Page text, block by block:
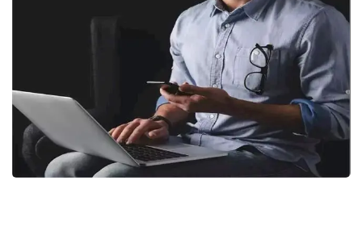
समस्या
Covid-19
अपराध
राजनीति